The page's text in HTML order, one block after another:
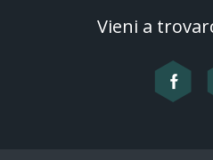
Vieni a